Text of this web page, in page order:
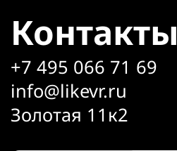
Контакты
+7 495 066 71 69
info@likevr.ru
Золотая 11к2